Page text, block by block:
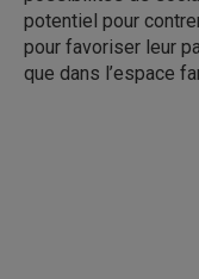
potentiel pour
pour favoriser leur
que dans l’espace